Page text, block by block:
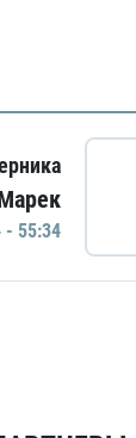
- 55:34